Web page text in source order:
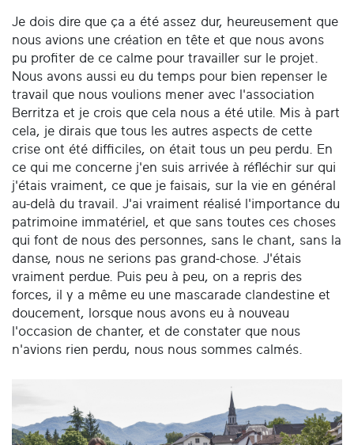
Je dois dire que ça a été assez dur, heureusement que
nous avions une création en tête et que nous avons
pu profiter de ce calme pour travailler sur le projet.
Nous avons aussi eu du temps pour bien repenser le
travail que nous voulions mener avec l'association
Berritza et je crois que cela nous a été utile. Mis à part
cela, je dirais que tous les autres aspects de cette
crise ont été difficiles, on était tous un peu perdu. En
ce qui me concerne j'en suis arrivée à réfléchir sur qui
j'étais vraiment, ce que je faisais, sur la vie en général
au-delà du travail. J'ai vraiment réalisé l'importance du
patrimoine immatériel, et que sans toutes ces choses
qui font de nous des personnes, sans le chant, sans la
danse, nous ne serions pas grand-chose. J'étais
vraiment perdue. Puis peu à peu, on a repris des
forces, il y a même eu une mascarade clandestine et
doucement, lorsque nous avons eu à nouveau
l'occasion de chanter, et de constater que nous
n'avions rien perdu, nous nous sommes calmés.